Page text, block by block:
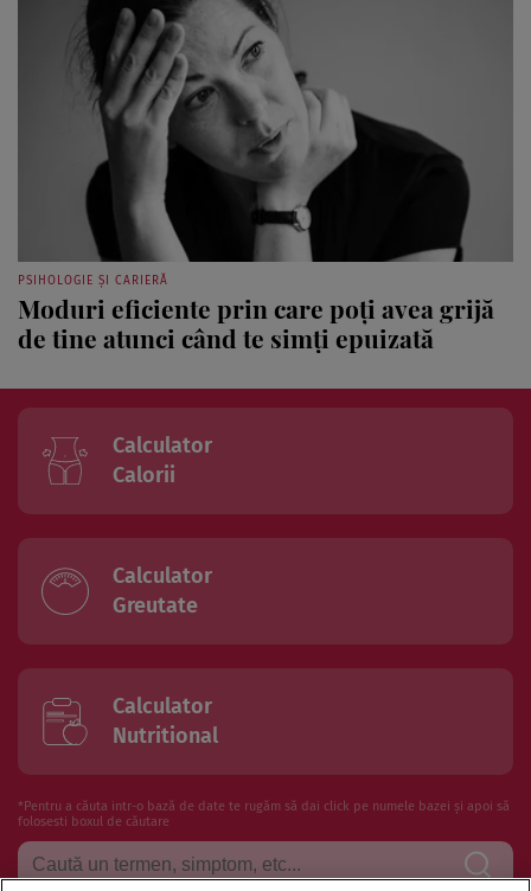
PSIHOLOGIE ȘI CARIERĂ
Moduri eficiente prin care poți avea grijă
de tine atunci când te simți epuizată
Calculator
Calorii
Calculator
Greutate
Calculator
Nutritional
*Pentru a căuta intr-o bază de date te rugăm să dai click pe numele bazei și apoi să
folosesti boxul de căutare